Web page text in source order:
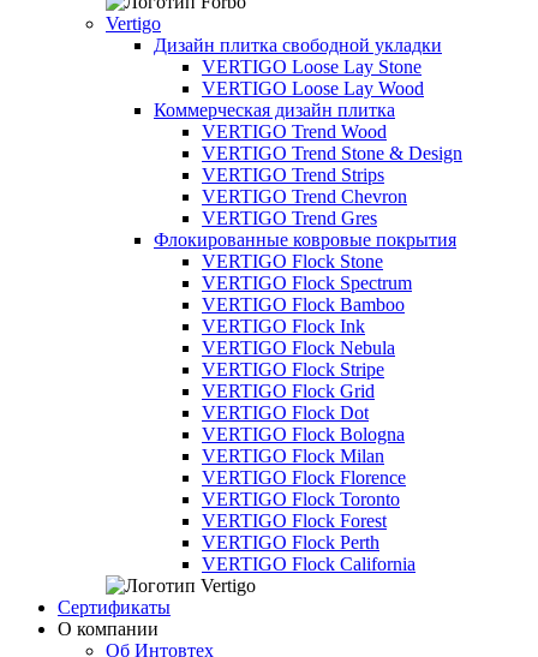
Vertigo
Дизайн плитка свободной укладки
VERTIGO Loose Lay Stone
VERTIGO Loose Lay Wood
Коммерческая дизайн плитка
VERTIGO Trend Wood
VERTIGO Trend Stone & Design
VERTIGO Trend Strips
VERTIGO Trend Chevron
VERTIGO Trend Gres
Флокированные ковровые покрытия
VERTIGO Flock Stone
VERTIGO Flock Spectrum
VERTIGO Flock Bamboo
VERTIGO Flock Ink
VERTIGO Flock Nebula
VERTIGO Flock Stripe
VERTIGO Flock Grid
VERTIGO Flock Dot
VERTIGO Flock Bologna
VERTIGO Flock Milan
VERTIGO Flock Florence
VERTIGO Flock Toronto
VERTIGO Flock Forest
VERTIGO Flock Perth
VERTIGO Flock California
Сертификаты
О компании
Об Интовтех